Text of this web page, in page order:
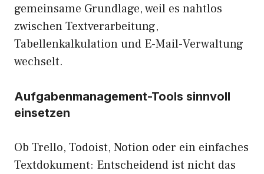
gemeinsame Grundlage, weil es nahtlos
zwischen Textverarbeitung,
Tabellenkalkulation und E-Mail-Verwaltung
wechselt.
Aufgabenmanagement-Tools sinnvoll
einsetzen
Ob Trello, Todoist, Notion oder ein einfaches
Textdokument: Entscheidend ist nicht das